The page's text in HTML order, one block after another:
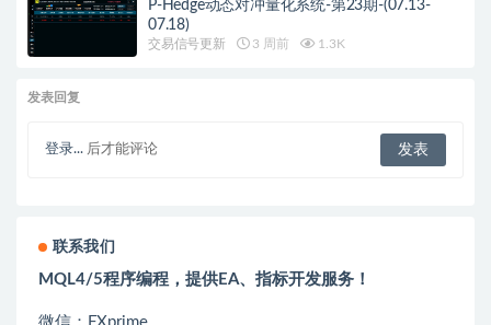
P-Hedge动态对冲量化系统-第23期-(07.13-
07.18)
交易信号更新 3 周前 1.3K
发表回复
登录... 后才能评论
联系我们
MQL4/5程序编程，提供EA、指标开发服务！